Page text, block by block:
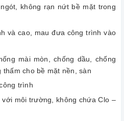
không rạn nứt bề mặt trong
và cao, mau đưa công trình vào
mài mòn, chống dầu, chống
thấm cho bề mặt nền, sàn
trình
môi trường, không chứa Clo –